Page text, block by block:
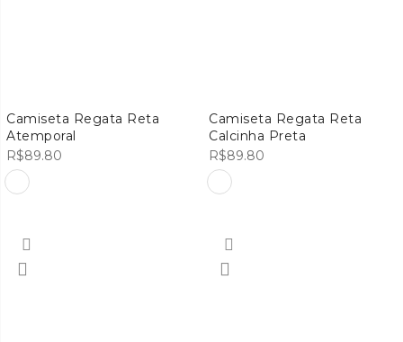
Camiseta Regata Reta
Atemporal
R$89.80
Camiseta Regata Reta
Calcinha Preta
R$89.80